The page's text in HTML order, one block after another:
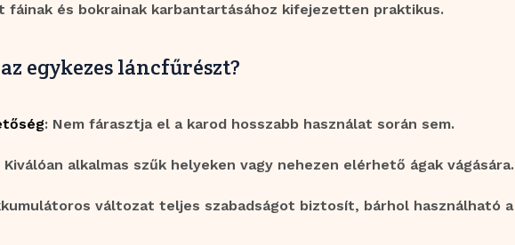
fáinak és bokrainak karbantartásához kifejezetten praktikus.
egykezes láncfűrészt?
: Nem fárasztja el a karod hosszabb használat során sem.
Kiválóan alkalmas szűk helyeken vagy nehezen elérhető ágak vágására.
változat teljes szabadságot biztosít, bárhol használható a